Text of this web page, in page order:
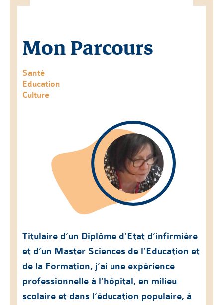
Mon Parcours
Santé
Education
Culture
Titulaire d’un Diplôme d’Etat d’infirmière
et d’un Master Sciences de l’Education et
de la Formation, j’ai une expérience
professionnelle à l’hôpital, en milieu
scolaire et dans l’éducation populaire, à